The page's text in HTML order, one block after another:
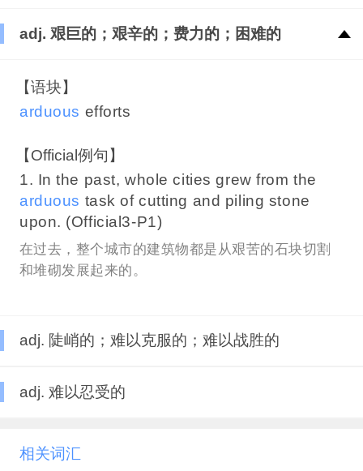
adj. 艰巨的；艰辛的；费力的；困难的
【语块】
arduous efforts
【Official例句】
1. In the past, whole cities grew from the
arduous task of cutting and piling stone
upon. (Official3-P1)
在过去，整个城市的建筑物都是从艰苦的石块切割
和堆砌发展起来的。
adj. 陡峭的；难以克服的；难以战胜的
adj. 难以忍受的
相关词汇